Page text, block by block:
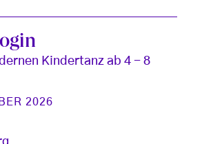
Kindertanz ab 4 - 8
2026